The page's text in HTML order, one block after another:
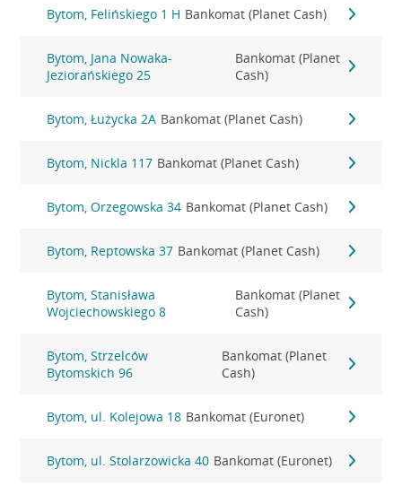
Bytom, Felińskiego 1 H Bankomat (Planet Cash)
Bytom, Jana Nowaka-
Jeziorańskiego 25
Bankomat (Planet
Cash)
Bytom, Łużycka 2A Bankomat (Planet Cash)
Bytom, Nickla 117 Bankomat (Planet Cash)
Bytom, Orzegowska 34 Bankomat (Planet Cash)
Bytom, Reptowska 37 Bankomat (Planet Cash)
Bytom, Stanisława
Wojciechowskiego 8
Bankomat (Planet
Cash)
Bytom, Strzelców
Bytomskich 96
Bankomat (Planet
Cash)
Bytom, ul. Kolejowa 18 Bankomat (Euronet)
Bytom, ul. Stolarzowicka 40 Bankomat (Euronet)